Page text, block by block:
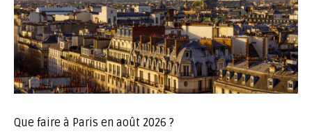
Que faire à Paris en août 2026 ?